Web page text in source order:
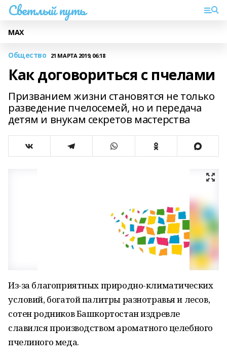
Светлый путь
МАХ
Общество 21 МАРТА 2019, 06:18
Как договориться с пчелами
Призванием жизни становятся не только
разведение пчелосемей, но и передача
детям и внукам секретов мастерства
Из-за благоприятных природно-климатических
условий, богатой палитры разнотравья и лесов,
сотен родников Башкортостан издревле
славился производством ароматного целебного
пчелиного меда.